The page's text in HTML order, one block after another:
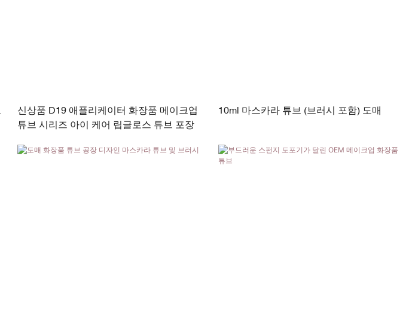
신상품 D19 애플리케이터 화장품 메이크업
튜브 시리즈 아이 케어 립글로스 튜브 포장
10ml 마스카라 튜브 (브러시 포함) 도매